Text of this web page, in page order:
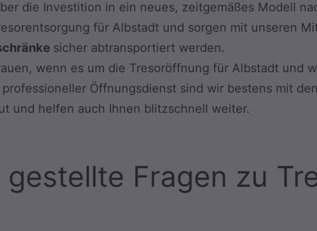
die Investition in ein neues, zeitgemäßes Modell
für Albstadt und sorgen mit unseren
sicher abtransportiert werden.
wenn es um die Tresoröffnung für Albstadt und
Öffnungsdienst sind wir bestens mit
und helfen auch Ihnen blitzschnell weiter.
gestellte Fragen zu